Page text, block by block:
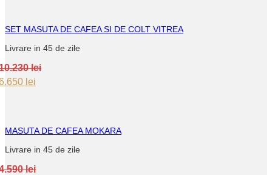
SET MASUTA DE CAFEA SI DE COLT VITREA
Livrare in 45 de zile
lei
lei
MASUTA DE CAFEA MOKARA
Livrare in 45 de zile
lei